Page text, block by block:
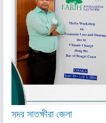
সদরসাতক্ষীরা জেলা